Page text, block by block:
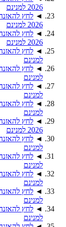
2026 למנינם
◄
2026 למנינם
◄
2026 למנינם
◄
למנינם
◄
למנינם
◄
למנינם
◄
למנינם
◄
2026 למנינם
◄
למנינם
◄
למנינם
◄
למנינם
◄
למנינם
◄
למנינם